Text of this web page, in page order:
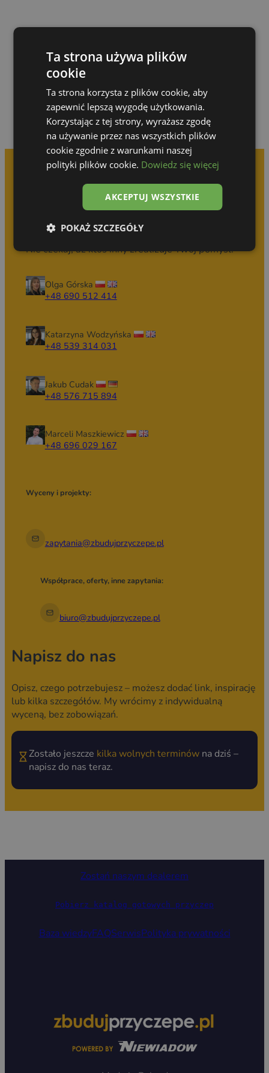
Przejdź do galerii
Umów się na
bezpłatną konsultację
Nie czekaj, aż ktoś inny zrealizuje Twój pomysł!
Olga Górska
+48 690 512 414
Katarzyna Wodzyńska
+48 539 314 031
Jakub Cudak
+48 576 715 894
Marceli Maszkiewicz
+48 696 029 167
Wyceny i projekty:
zapytania@zbudujprzyczepe.pl
Współprace, oferty, inne zapytania:
biuro@zbudujprzyczepe.pl
Napisz do nas
Opisz, czego potrzebujesz – możesz dodać link, inspirację
lub kilka szczegółów. My wrócimy z indywidualną
wyceną, bez zobowiązań.
Zostało jeszcze kilka wolnych terminówna dziś –
napisz do nas teraz.
Zostań naszym dealerem
Pobierz katalog gotowych przyczep
Baza wiedzyFAQSerwisPolityka prywatności
Ta strona używa plików
cookie
Ta strona korzysta z plików cookie, aby
zapewnić lepszą wygodę użytkowania.
Korzystając z tej strony, wyrażasz zgodę
na używanie przez nas wszystkich plików
cookie zgodnie z warunkami naszej
polityki plików cookie. Dowiedz się więcej
AKCEPTUJ WSZYSTKIE
POKAŻ SZCZEGÓŁY